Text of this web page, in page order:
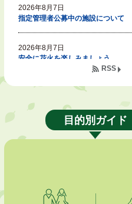
2026年8月7日
指定管理者公募中の施設について
2026年8月7日
安全に花火を楽しみましょう
2026年8月7日
ニ活。」 無料体験会のご案内」
（掛川東病院×エニタイムフィット
ネス掛川店)
2026年8月6日
RSS
目的別ガイド